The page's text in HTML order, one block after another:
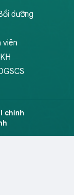
dưỡng
viên
chính